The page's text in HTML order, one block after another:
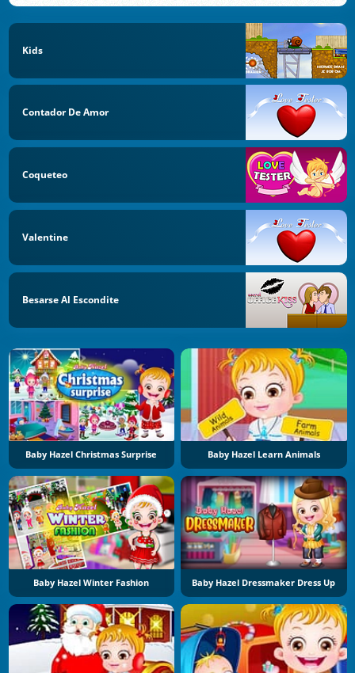
Kids
Contador De Amor
Coqueteo
Valentine
Besarse Al Escondite
Baby Hazel Christmas Surprise Baby Hazel Learn Animals
Baby Hazel Winter Fashion Baby Hazel Dressmaker Dress Up